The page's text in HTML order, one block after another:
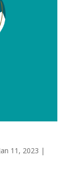
11, 2023 |